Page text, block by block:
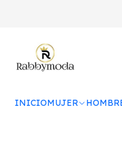
INICIOMUJER